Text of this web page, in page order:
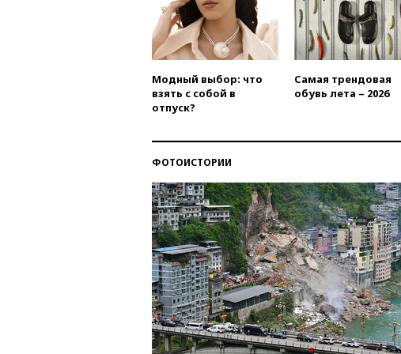
Модный выбор: что
взять с собой в
отпуск?
Самая трендовая
обувь лета – 2026
ФОТОИСТОРИИ